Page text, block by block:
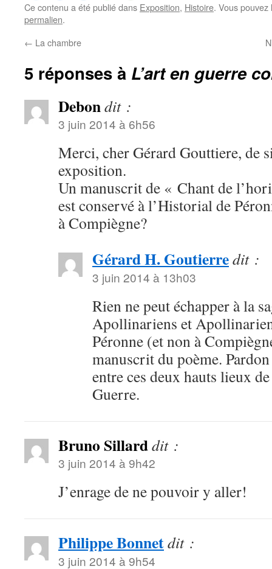
Ce contenu a été publié dans Exposition, Histoire. Vous
permalien.
← La chambre
5 réponses à L’art en guerre
Debondit :
3 juin 2014 à 6h56
Merci, cher Gérard Gouttiere, de
exposition.
Un manuscrit de « Chant de
est conservé à l’Historial de
à Compiègne?
Gérard H. Goutierredit :
3 juin 2014 à 13h03
Rien ne peut échapper à la
Apollinariens et
Péronne (et non à
manuscrit du poème.
entre ces deux hauts lieux
Guerre.
Bruno Sillarddit :
3 juin 2014 à 9h42
J’enrage de ne pouvoir y aller!
Philippe Bonnetdit :
3 juin 2014 à 9h54